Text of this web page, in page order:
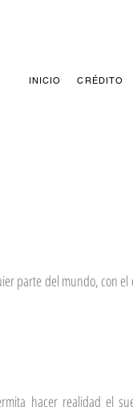
INICIO CRÉDITO
parte del mundo, con
hacer realidad el